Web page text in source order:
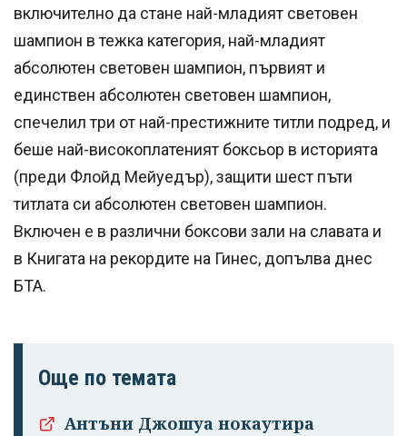
включително да стане най-младият световен
шампион в тежка категория, най-младият
абсолютен световен шампион, първият и
единствен абсолютен световен шампион,
спечелил три от най-престижните титли подред, и
беше най-високоплатеният боксьор в историята
(преди Флойд Мейуедър), защити шест пъти
титлата си абсолютен световен шампион.
Включен е в различни боксови зали на славата и
в Книгата на рекордите на Гинес, допълва днес
БТА.
Още по темата
Антъни Джошуа нокаутира